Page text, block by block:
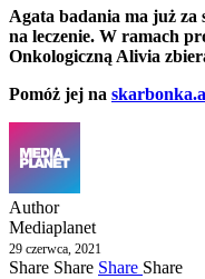
Agata badania ma już za
na leczenie. W ramach
Onkologiczną Alivia
Pomóż jej na
Author
Mediaplanet
29 czerwca, 2021
Share Share Share Share